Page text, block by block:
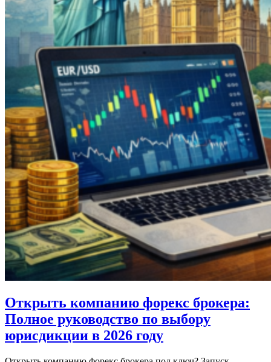
Открыть компанию форекс брокера:
Полное руководство по выбору
юрисдикции в 2026 году